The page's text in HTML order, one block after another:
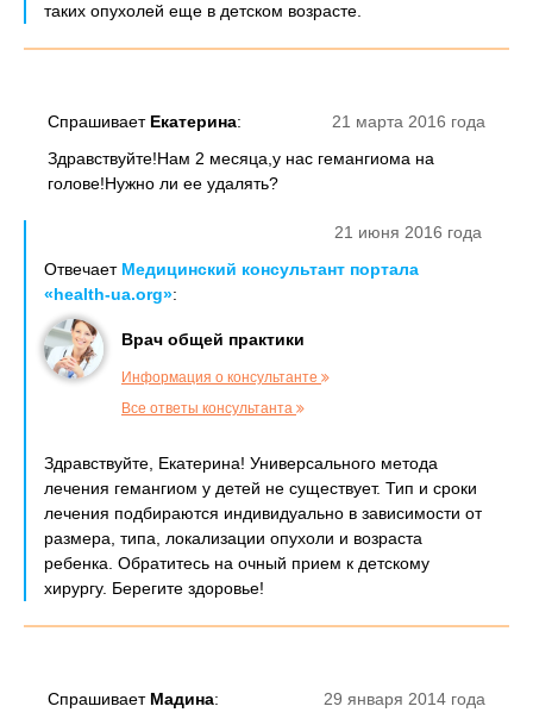
таких опухолей еще в детском возрасте.
21 марта 2016 года
Спрашивает Екатерина:
Здравствуйте!Нам 2 месяца,у нас гемангиома на
голове!Нужно ли ее удалять?
21 июня 2016 года
Отвечает Медицинский консультант портала
«health-ua.org»:
Врач общей практики
Информация о консультанте
Все ответы консультанта
Здравствуйте, Екатерина! Универсального метода
лечения гемангиом у детей не существует. Тип и сроки
лечения подбираются индивидуально в зависимости от
размера, типа, локализации опухоли и возраста
ребенка. Обратитесь на очный прием к детскому
хирургу. Берегите здоровье!
29 января 2014 года
Спрашивает Мадина: